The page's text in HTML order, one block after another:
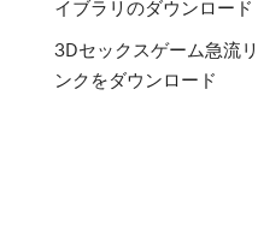
イブラリのダウンロード
3Dセックスゲーム急流リ
ンクをダウンロード